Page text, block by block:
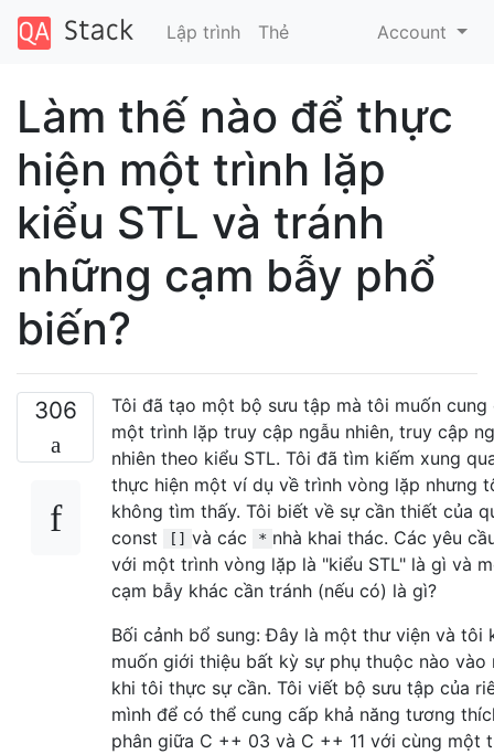
Lập trình Thẻ Account
Làm thế nào để thực
hiện một trình lặp
kiểu STL và tránh
những cạm bẫy phổ
biến?
306
Tôi đã tạo một bộ sưu tập mà tôi muốn cung
một trình lặp truy cập ngẫu nhiên, truy cập
nhiên theo kiểu STL. Tôi đã tìm kiếm xung
thực hiện một ví dụ về trình vòng lặp nhưng
không tìm thấy. Tôi biết về sự cần thiết của
const
[] và các * nhà khai thác. Các yêu
với một trình vòng lặp là "kiểu STL" là gì và
cạm bẫy khác cần tránh (nếu có) là gì?
Bối cảnh bổ sung: Đây là một thư viện và tôi
muốn giới thiệu bất kỳ sự phụ thuộc nào vào
khi tôi thực sự cần. Tôi viết bộ sưu tập của
mình để có thể cung cấp khả năng tương
phân giữa C ++ 03 và C ++ 11 với cùng một